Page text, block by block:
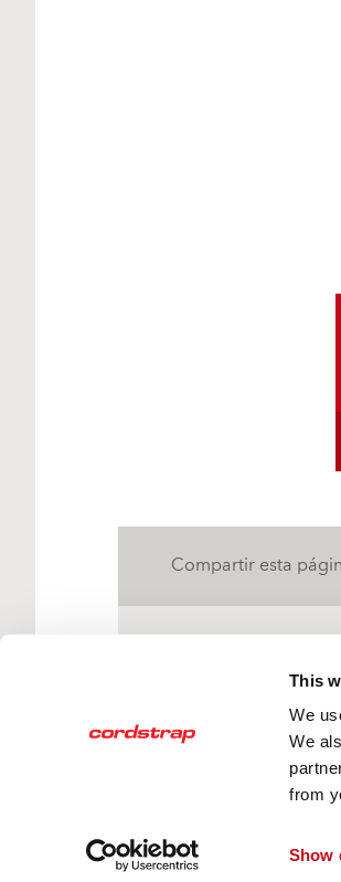
This
We
We
from
Show
Compartir esta
contacto con
Política de privacidad y